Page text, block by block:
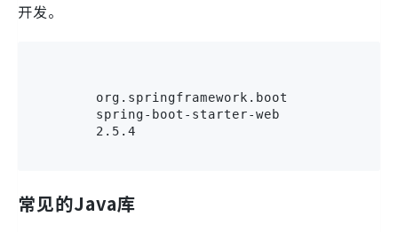
开发。
        org.springframework.boot
        spring-boot-starter-web
        2.5.4
常见的Java库